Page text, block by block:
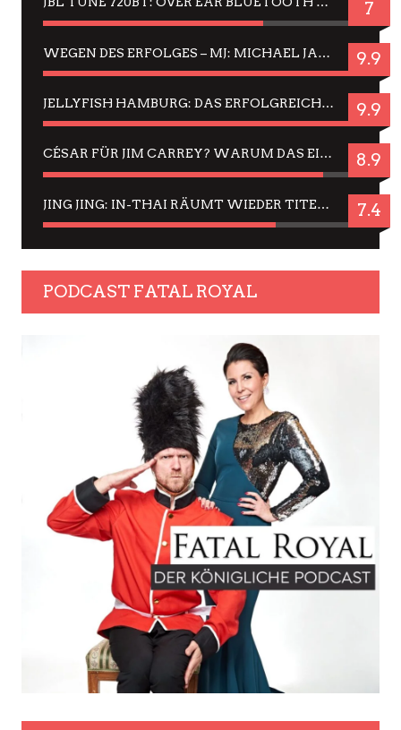
7
WEGEN DES ERFOLGES – MJ: MICHAEL JACKSON MUSICAL IN EINER MATINEE SEHEN 9.9
JELLYFISH HAMBURG: DAS ERFOLGREICHE SOMMER-MENÜ 2025 IN GEFÜHLEN UND BILDERN 9.9
CÉSAR FÜR JIM CARREY? WARUM DAS EINER DER NERVIGSTEN ACTORS IST UND BLEIBT 8.9
JING JING: IN-THAI RÄUMT WIEDER TITEL AB – EIN ZWEI-STUNDEN-ERLEBNISBERICHT 7.4
PODCAST FATAL ROYAL